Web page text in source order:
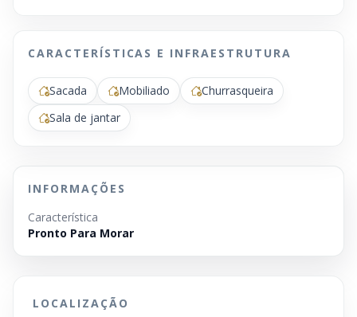
CARACTERÍSTICAS E INFRAESTRUTURA
Sacada Mobiliado
Churrasqueira
Sala de jantar
INFORMAÇÕES
Característica
Pronto Para Morar
LOCALIZAÇÃO